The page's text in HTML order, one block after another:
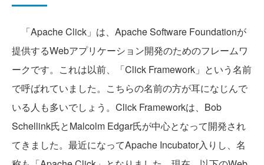
「Apache Click」は、Apache Software Foundationが
提供するWebアプリケーション開発のためのフレームワ
ークです。これは以前、「Click Framework」という名前
で呼ばれていました。こちらの名前の方が耳になじんで
いる人も多いでしょう。Click Frameworkは、Bob
Schellink氏とMalcolm Edgar氏が中心となって開発され
てきました。最近になってApache Incubator入りし、名